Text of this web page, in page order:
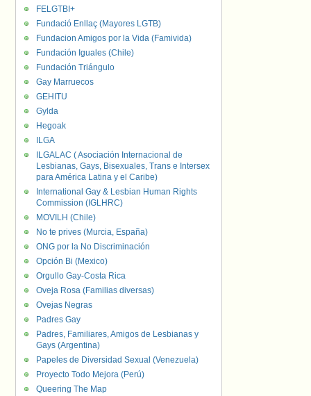
FELGTBI+
Fundació Enllaç (Mayores LGTB)
Fundacion Amigos por la Vida (Famivida)
Fundación Iguales (Chile)
Fundación Triángulo
Gay Marruecos
GEHITU
Gylda
Hegoak
ILGA
ILGALAC ( Asociación Internacional de
Lesbianas, Gays, Bisexuales, Trans e Intersex
para América Latina y el Caribe)
International Gay & Lesbian Human Rights
Commission (IGLHRC)
MOVILH (Chile)
No te prives (Murcia, España)
ONG por la No Discriminación
Opción Bi (Mexico)
Orgullo Gay-Costa Rica
Oveja Rosa (Familias diversas)
Ovejas Negras
Padres Gay
Padres, Familiares, Amigos de Lesbianas y
Gays (Argentina)
Papeles de Diversidad Sexual (Venezuela)
Proyecto Todo Mejora (Perú)
Queering The Map